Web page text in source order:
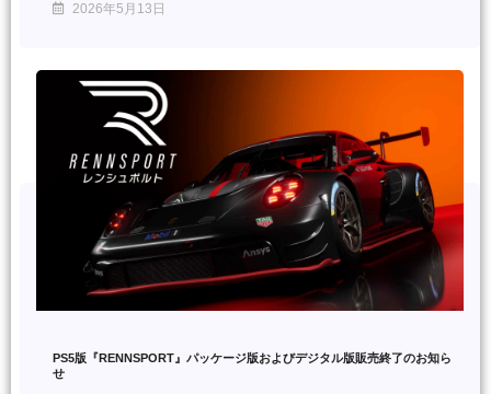
2026年5月13日
PS5版『RENNSPORT』パッケージ版およびデジタル版販売終了のお知ら
せ